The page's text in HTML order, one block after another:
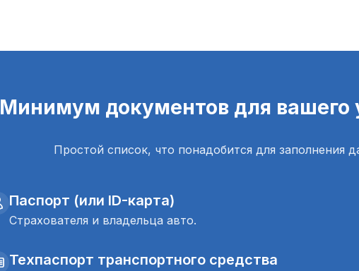
Минимум документов для вашего
Простой список, что понадобится для заполнения
Паспорт (или ID-карта)
Страхователя и владельца авто.
Техпаспорт транспортного средства